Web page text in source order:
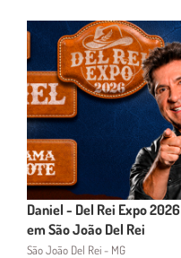
Daniel - Del Rei Expo 2026
em São João Del Rei
São João Del Rei - MG